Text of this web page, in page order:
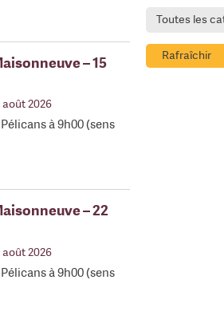
Toutes les
Rafraîchir
– 15
août 2026
à 9h00 (sens
– 22
août 2026
à 9h00 (sens